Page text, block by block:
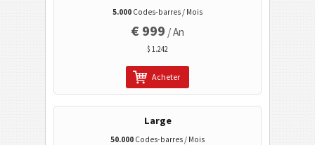
Codes ISBN
Cartes de visite
Codes calendrier
5.000 Codes-barres / Mois
€ 999 / An
$ 1.242
Acheter
Large
50.000 Codes-barres / Mois